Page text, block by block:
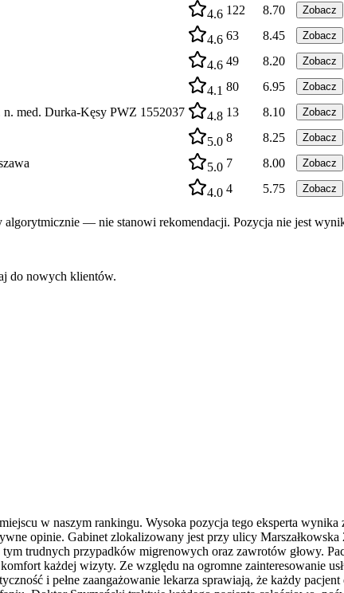
4.6 122 8.70 Zobacz
4.6 63 8.45 Zobacz
4.6 49 8.20 Zobacz
4.1 80 6.95 Zobacz
med. Durka-Kęsy PWZ 1552037 4.8 13 8.10 Zobacz
5.0 8 8.25 Zobacz
5.0 7 8.00 Zobacz
4.0 4 5.75 Zobacz
— nie stanowi rekomendacji. Pozycja nie jest
do nowych klientów.
w naszym rankingu. Wysoka pozycja tego eksperta wynika
opinie. Gabinet zlokalizowany jest przy ulicy
trudnych przypadków migrenowych oraz zawrotów głowy.
każdej wizyty. Ze względu na ogromne zainteresowanie
i pełne zaangażowanie lekarza sprawiają, że każdy